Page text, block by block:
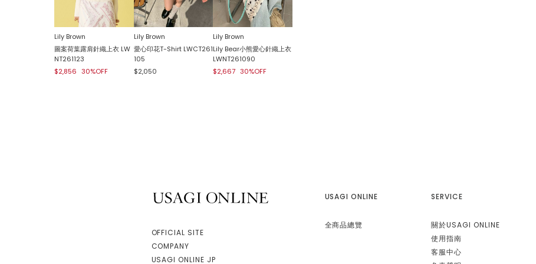
Lily Brown
圖案荷葉露肩針織上衣 LW
NT261123
$2,856 30%OFF
Lily Brown
愛心印花T-Shirt LWCT261
105
$2,050
Lily Brown
Lily Bear小熊愛心針織上衣
LWNT261090
$2,667 30%OFF
OFFICIAL SITE
COMPANY
USAGI ONLINE JP
USAGI ONLINE
全商品總覽
SERVICE
關於USAGI ONLINE
使用指南
客服中心